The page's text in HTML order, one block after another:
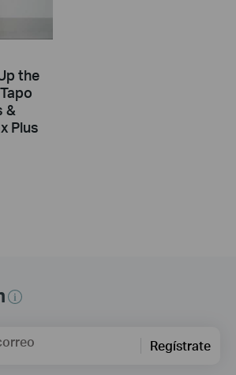
the
&
Plus
Regístrate